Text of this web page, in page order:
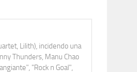
Lilith), incidendo una
Thunders, Manu Chao
"Rock n Goal",